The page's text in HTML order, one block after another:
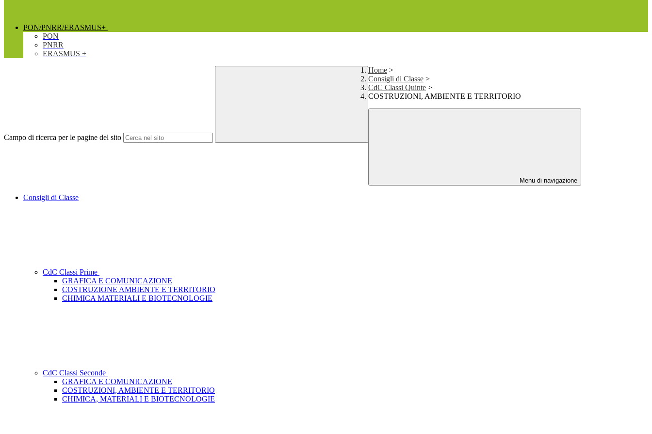
PON/PNRR/ERASMUS+
PON
PNRR
ERASMUS +
Campo di ricerca per le pagine del sito
Home >
Consigli di Classe >
CdC Classi Quinte >
COSTRUZIONI, AMBIENTE E TERRITORIO
Menu di navigazione
Consigli di Classe
CdC Classi Prime
GRAFICA E COMUNICAZIONE
COSTRUZIONE AMBIENTE E TERRITORIO
CHIMICA MATERIALI E BIOTECNOLOGIE
CdC Classi Seconde
GRAFICA E COMUNICAZIONE
COSTRUZIONI, AMBIENTE E TERRITORIO
CHIMICA, MATERIALI E BIOTECNOLOGIE